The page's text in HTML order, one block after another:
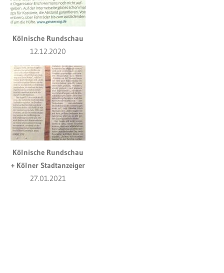
Kölnische Rundschau
12.12.2020
Kölnische Rundschau
+ Kölner Stadtanzeiger
27.01.2021